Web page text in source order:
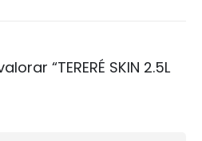
“TERERÉ SKIN 2.5L